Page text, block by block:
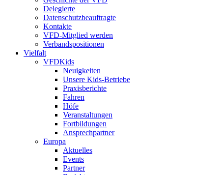
Delegierte
Datenschutzbeauftragte
Kontakte
VFD-Mitglied werden
Verbandspositionen
Vielfalt
VFDKids
Neuigkeiten
Unsere Kids-Betriebe
Praxisberichte
Fahren
Höfe
Veranstaltungen
Fortbildungen
Ansprechpartner
Europa
Aktuelles
Events
Partner